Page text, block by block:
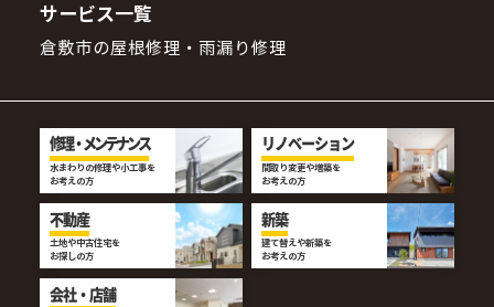
サービス一覧
倉敷市の屋根修理・雨漏り修理
修理・メンテナンス
水まわりの修理や小工事を
お考えの方
リノベーション
間取り変更や増築を
お考えの方
不動産
土地や中古住宅を
お探しの方
新築
建て替えや新築を
お考えの方
会社・店舗